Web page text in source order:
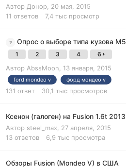
Автор Донор, 20 мая, 2015
11 ответов 7,4 тыс просмотр
Опрос о выборе типа кузова M5
1 2 3 4 6
Автор AbssMoon 13 января, 2015
ford mondeo v форд мондео v
131 ответ 30,1 тыс просмотров
Ксенон (галоген) на Fusion 1.6t 2013
Автор steel_max
27 апреля, 2015
13 ответов 6,9 тыс просмотра
Обзоры Fusion (Mondeo V) в США